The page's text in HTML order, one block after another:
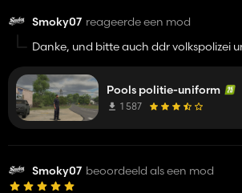
Smoky07 reageerde een mod
Danke, und bitte auch ddr volkspolizei
Pools politie-uniform
1 587
Smoky07 beoordeeld als een mod